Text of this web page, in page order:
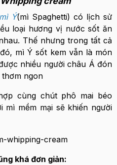
mì Ý(mì Spaghetti) có lịch sử
loại hương vị nước sốt ăn
Thế nhưng trong tất cả
mì Ý sốt kem vẫn là món
nhiều người châu Á đón
ngon
cùng chút phô mai béo
mì mềm mại sẽ khiến người
khá đơn giản: